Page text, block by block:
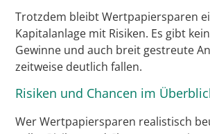
Trotzdem bleibt Wertpapiersparen
Kapitalanlage mit Risiken. Es gibt
Gewinne und auch breit gestreute
zeitweise deutlich fallen.
Risiken und Chancen im
Wer Wertpapiersparen realistisch